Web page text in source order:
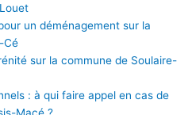
un déménagement sur la
Cé
sur la commune de Soulaire-
: à qui faire appel en cas de
Macé ?